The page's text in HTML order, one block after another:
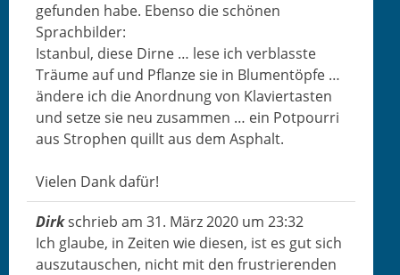
gefun­den habe. Eben­so die schö­nen
Sprachbilder:
Istan­bul, diese Dirne … lese ich verblasste
Träume auf und Pflanze sie in Blu­men­töpfe …
ändere ich die Anord­nung von Klavier­tas­ten
und set­ze sie neu zusam­men … ein Pot­pour­ri
aus Stro­phen quillt aus dem Asphalt.
Vie­len Dank dafür!
Dirkschrieb am 31. März 2020 um 23:32
Ich glaube, in Zeit­en wie diesen, ist es gut sich
auszu­tauschen, nicht mit den frus­tri­eren­den